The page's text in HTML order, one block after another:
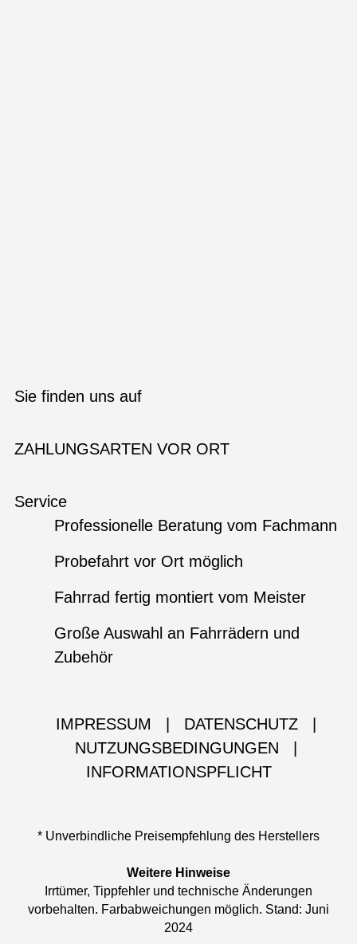
Sie finden uns auf
ZAHLUNGSARTEN VOR ORT
Service
Professionelle Beratung vom Fachmann
Probefahrt vor Ort möglich
Fahrrad fertig montiert vom Meister
Große Auswahl an Fahrrädern und
Zubehör
IMPRESSUM DATENSCHUTZ
NUTZUNGSBEDINGUNGEN
INFORMATIONSPFLICHT
* Unverbindliche Preisempfehlung des Herstellers
Weitere Hinweise
Irrtümer, Tippfehler und technische Änderungen
vorbehalten. Farbabweichungen möglich. Stand: Juni
2024